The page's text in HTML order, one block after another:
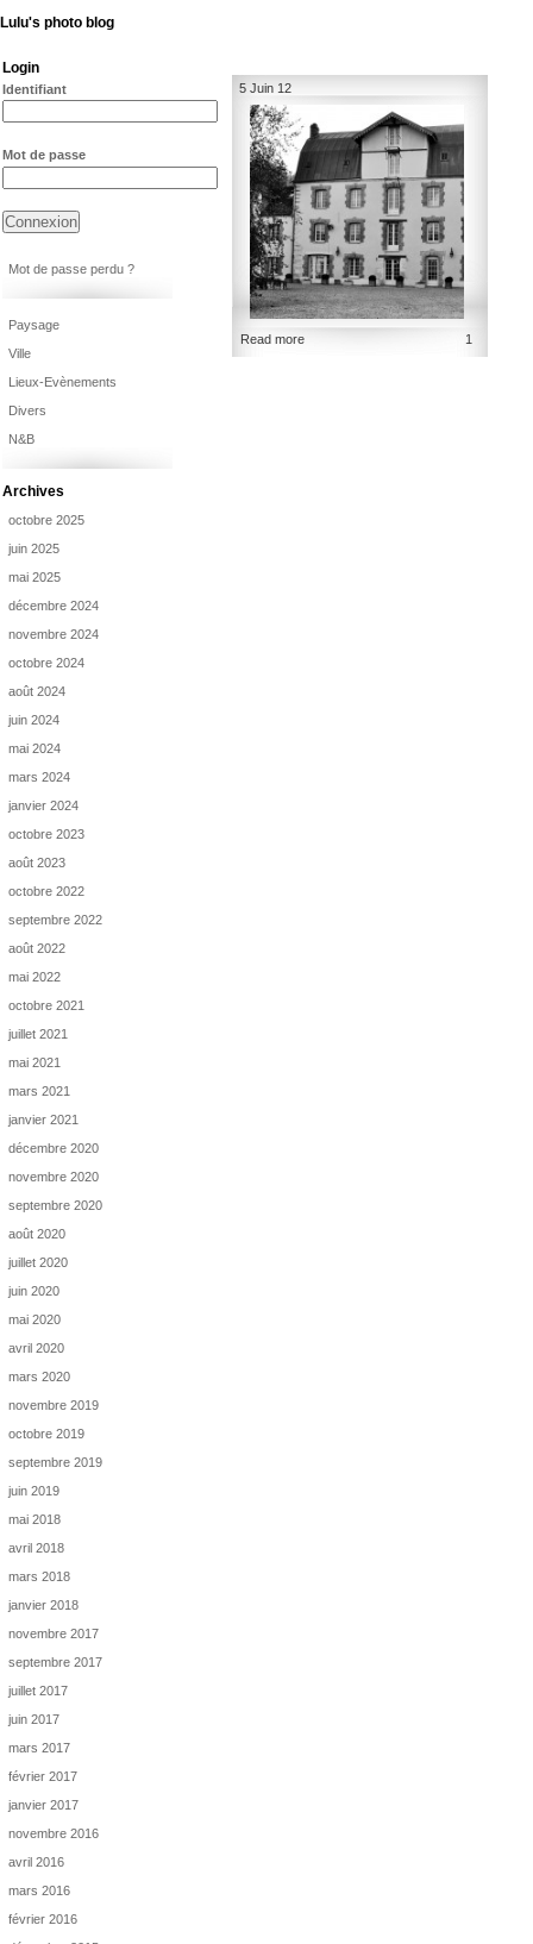
Lulu's photo blog
5 Juin 12
Read more 1
Login
Identifiant
Mot de passe
Mot de passe perdu ?
Paysage
Ville
Lieux-Evènements
Divers
N&B
Archives
octobre 2025
juin 2025
mai 2025
décembre 2024
novembre 2024
octobre 2024
août 2024
juin 2024
mai 2024
mars 2024
janvier 2024
octobre 2023
août 2023
octobre 2022
septembre 2022
août 2022
mai 2022
octobre 2021
juillet 2021
mai 2021
mars 2021
janvier 2021
décembre 2020
novembre 2020
septembre 2020
août 2020
juillet 2020
juin 2020
mai 2020
avril 2020
mars 2020
novembre 2019
octobre 2019
septembre 2019
juin 2019
mai 2018
avril 2018
mars 2018
janvier 2018
novembre 2017
septembre 2017
juillet 2017
juin 2017
mars 2017
février 2017
janvier 2017
novembre 2016
avril 2016
mars 2016
février 2016